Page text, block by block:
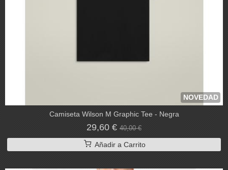
NOVEDAD
Camiseta Wilson M Graphic Tee - Negra
29,60 € 40,00 €
Añadir a Carrito